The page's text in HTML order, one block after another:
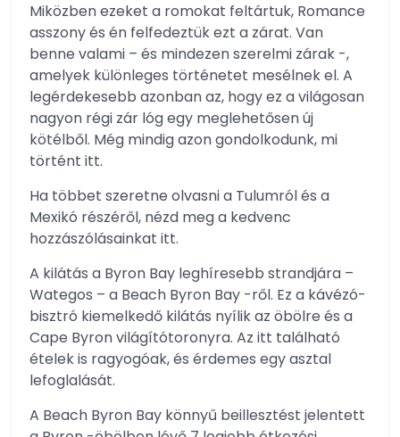
Miközben ezeket a romokat feltártuk, Romance
asszony és én felfedeztük ezt a zárat. Van
benne valami – és mindezen szerelmi zárak -,
amelyek különleges történetet mesélnek el. A
legérdekesebb azonban az, hogy ez a világosan
nagyon régi zár lóg egy meglehetősen új
kötélből. Még mindig azon gondolkodunk, mi
történt itt.
Ha többet szeretne olvasni a Tulumról és a
Mexikó részéről, nézd meg a kedvenc
hozzászólásainkat itt.
A kilátás a Byron Bay leghíresebb strandjára –
Wategos – a Beach Byron Bay -ről. Ez a kávézó-
bisztró kiemelkedő kilátás nyílik az öbölre és a
Cape Byron világítótoronyra. Az itt található
ételek is ragyogóak, és érdemes egy asztal
lefoglalását.
A Beach Byron Bay könnyű beillesztést jelentett